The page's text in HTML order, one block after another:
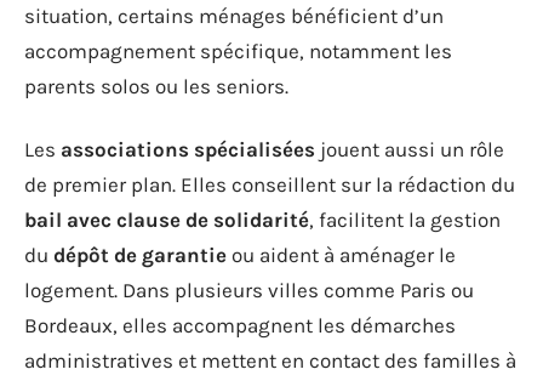
situation, certains ménages bénéficient d’un
accompagnement spécifique, notamment les
parents solos ou les seniors.
Les associations spécialisées jouent aussi un rôle
de premier plan. Elles conseillent sur la rédaction du
bail avec clause de solidarité, facilitent la gestion
du dépôt de garantie ou aident à aménager le
logement. Dans plusieurs villes comme Paris ou
Bordeaux, elles accompagnent les démarches
administratives et mettent en contact des familles à